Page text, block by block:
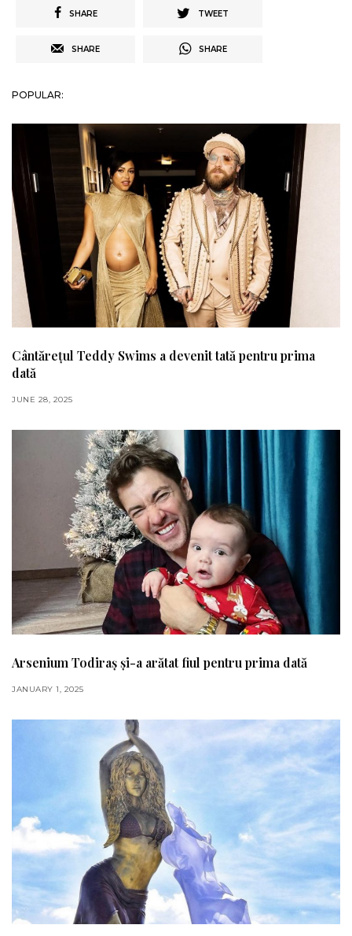
SHARE TWEET
SHARE SHARE
POPULAR:
Cântărețul Teddy Swims a devenit tată pentru prima
dată
JUNE 28, 2025
Arsenium Todiraș și-a arătat fiul pentru prima dată
JANUARY 1, 2025